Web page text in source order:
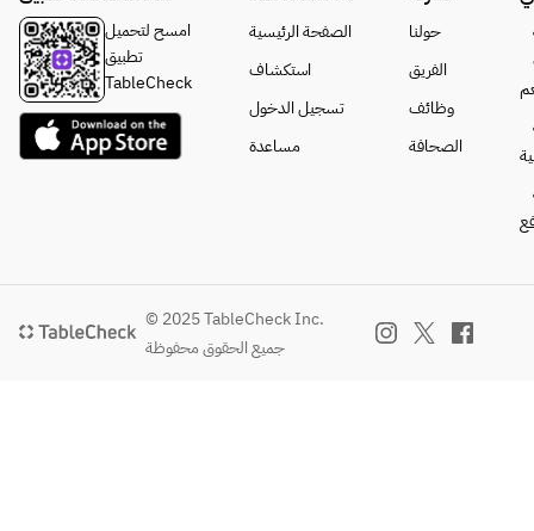
امسح لتحميل
تطبيق
TableCheck
الصفحة الرئيسية
استكشاف
تسجيل الدخول
مساعدة
حولنا
الفريق
وظائف
الصحافة
© 2025 TableCheck Inc.
جميع الحقوق محفوظة